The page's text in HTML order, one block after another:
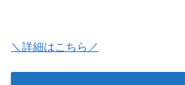
＼詳細はこちら／